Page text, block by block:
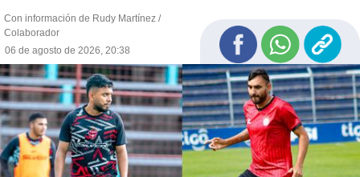
Con información de Rudy Martínez /
Colaborador
06 de agosto de 2026, 20:38